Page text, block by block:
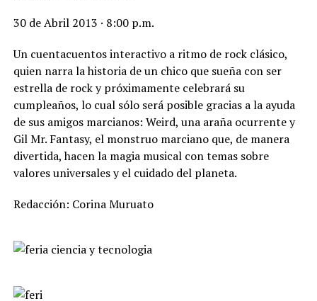
30 de Abril 2013 · 8:00 p.m.
Un cuentacuentos interactivo a ritmo de rock clásico,
quien narra la historia de un chico que sueña con ser
estrella de rock y próximamente celebrará su
cumpleaños, lo cual sólo será posible gracias a la ayuda
de sus amigos marcianos: Weird, una araña ocurrente y
Gil Mr. Fantasy, el monstruo marciano que, de manera
divertida, hacen la magia musical con temas sobre
valores universales y el cuidado del planeta.
Redacción: Corina Muruato